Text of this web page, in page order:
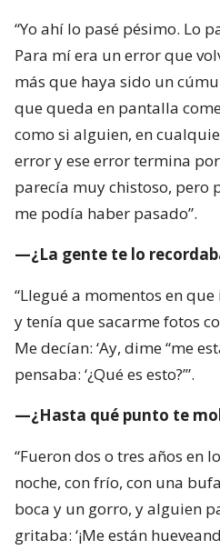
“Yo ahí lo pasé pésimo. Lo
Para mí era un error que
más que haya sido un
que queda en pantalla
como si alguien, en
error y ese error termina
parecía muy chistoso, pero
me podía haber pasado”.
—¿La gente te lo
“Llegué a momentos en
y tenía que sacarme fotos
Me decían: ‘Ay, dime “me
pensaba: ‘¿Qué es esto?’”.
—¿Hasta qué punto te
“Fueron dos o tres años en
noche, con frío, con una
boca y un gorro, y alguien
gritaba: ‘¡Me están